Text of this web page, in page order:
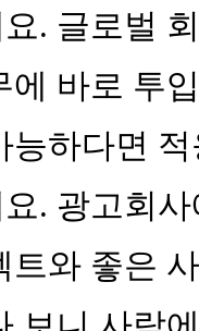
. 글로벌
에 바로 투
능하다면
. 광고회
트와 좋은